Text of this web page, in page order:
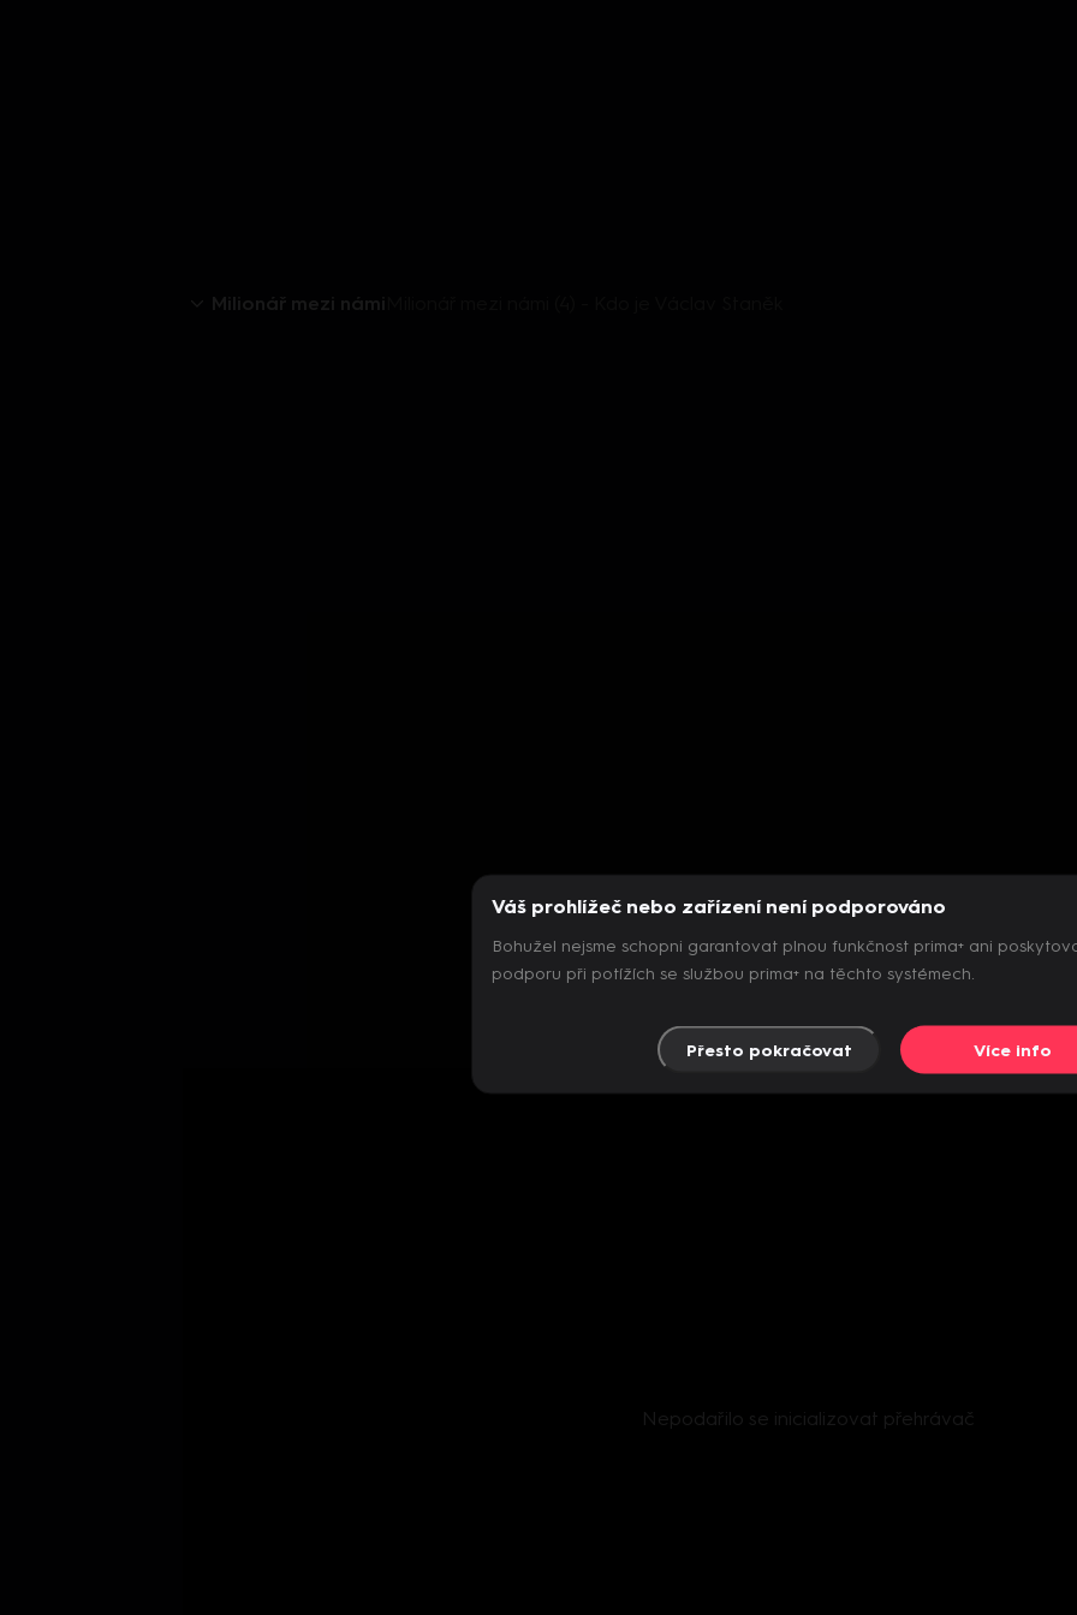
Nepodařilo se inicializovat přehrávač
Váš prohlížeč nebo zařízení není podporováno
Bohužel nejsme schopni garantovat plnou funkčnost prima+ ani
podporu při potížích se službou prima+ na těchto systémech.
Přesto pokračovat Více info